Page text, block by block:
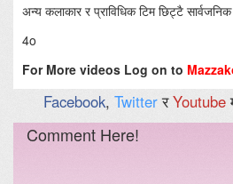
अन्य कलाकार र प्राविधिक टिम छिट्टै
4o
For More videos Log on to
Facebook, TwitterरYoutube
Comment Here!